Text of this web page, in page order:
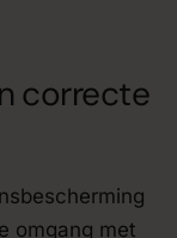
correcte
omgang met